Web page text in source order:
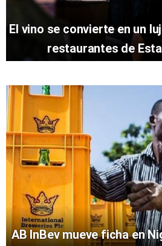
El vino se convierte en un
restaurantes de
AB InBev mueve ficha en